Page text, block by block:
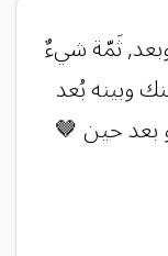
ثَمّة شيءٌ
وبينه بُعد
بعد حين 🤎